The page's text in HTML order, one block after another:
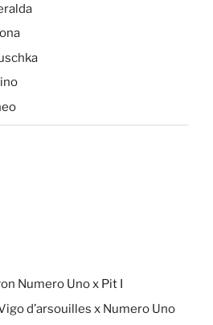
Numero Uno x Pit I
d’arsouilles x Numero Uno